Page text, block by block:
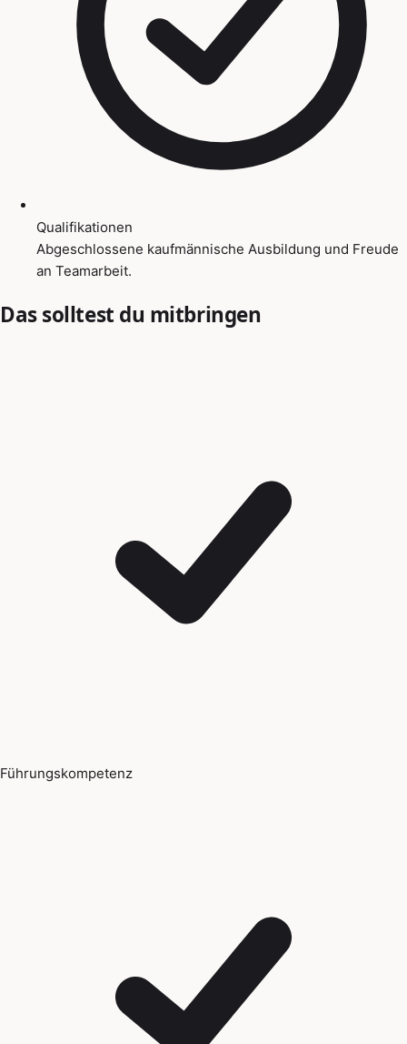
Qualifikationen
Abgeschlossene kaufmännische Ausbildung und Freude
an Teamarbeit.
Das solltest du mitbringen
Führungskompetenz